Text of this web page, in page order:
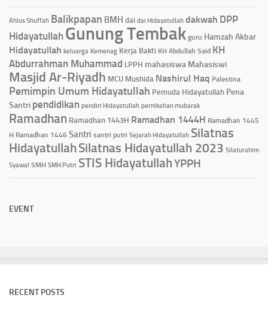
Ahlus Shuffah Balikpapan BMH dai dai Hidayatullah dakwah DPP
Hidayatullah Gunung Tembak guru Hamzah Akbar
Hidayatullah keluarga Kemenag Kerja Bakti KH Abdullah Said KH
Abdurrahman Muhammad LPPH mahasiswa Mahasiswi
Masjid Ar-Riyadh MCU Mushida Nashirul Haq Palestina
Pemimpin Umum Hidayatullah Pemuda Hidayatullah Pena
Santri pendidikan pendiri Hidayatullah pernikahan mubarak
Ramadhan Ramadhan 1443H Ramadhan 1444H Ramadhan 1445
H Ramadhan 1446 Santri santri putri Sejarah Hidayatullah Silatnas
HidayatullahSilatnas Hidayatullah 2023 Silaturahim
Syawal SMH SMH Putri STIS HidayatullahYPPH
EVENT
RECENT POSTS